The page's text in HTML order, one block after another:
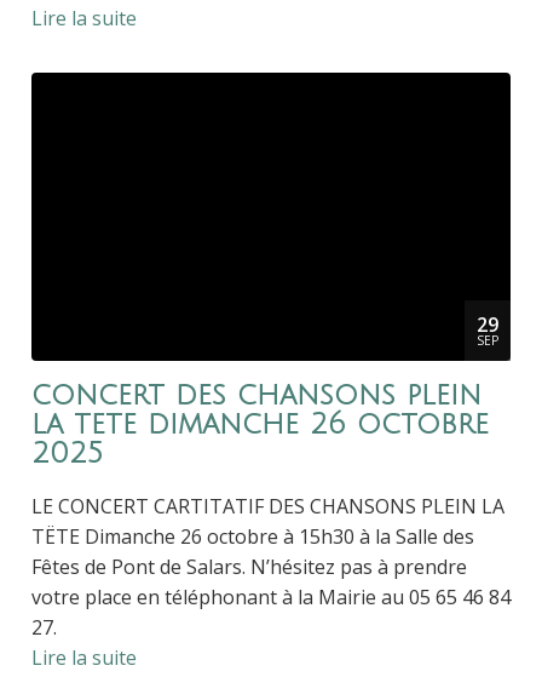
Lire la suite
29
SEP
concert des chansons plein
la tete dimanche 26 octobre
2025
LE CONCERT CARTITATIF DES CHANSONS PLEIN LA
TËTE Dimanche 26 octobre à 15h30 à la Salle des
Fêtes de Pont de Salars. N’hésitez pas à prendre
votre place en téléphonant à la Mairie au 05 65 46 84
27.
Lire la suite